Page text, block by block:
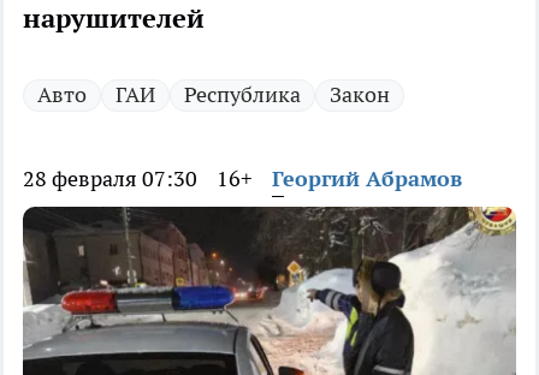
нарушителей
Авто ГАИ Республика Закон
28 февраля 07:30 16+ Георгий Абрамов